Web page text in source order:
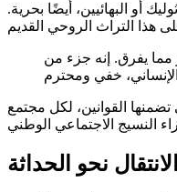
أو البهائيين، أيضًا بحرية.
مما يفرق. إنه جزء من
القوانين، لكل مجتمع
نحو الحداثة